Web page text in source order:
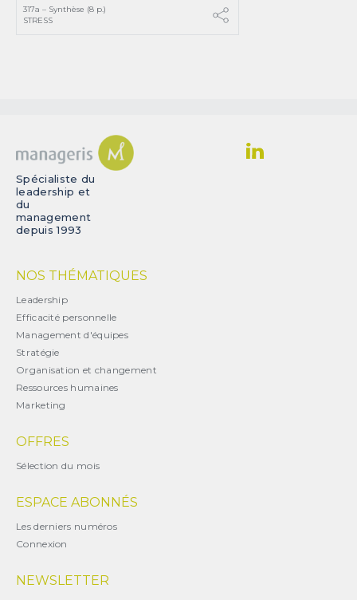
317a – Synthèse (8 p.)
STRESS
Spécialiste du
leadership et
du
management
depuis 1993
NOS THÉMATIQUES
Leadership
Efficacité personnelle
Management d'équipes
Stratégie
Organisation et changement
Ressources humaines
Marketing
OFFRES
Sélection du mois
ESPACE ABONNÉS
Les derniers numéros
Connexion
NEWSLETTER